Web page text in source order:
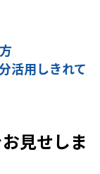
活用しきれて
見せしま